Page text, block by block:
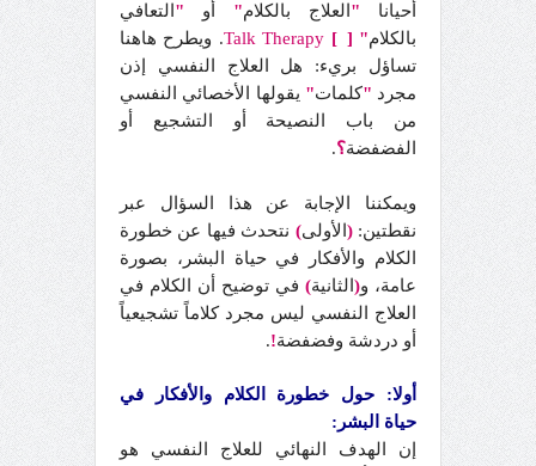
أحيانا " العلاج بالكلام" أو " التعافي
بالكلام"
[
Talk Therapy [
1. ويطرح هاهنا
تساؤل بريء: هل العلاج النفسي إذن
مجرد "كلمات" يقولها الأخصائي النفسي
من باب النصيحة أو التشجيع أو
الفضفضة؟.
ويمكننا الإجابة عن هذا السؤال عبر
نقطتين:( الأولى) نتحدث فيها عن خطورة
الكلام والأفكار في حياة البشر، بصورة
عامة، و( الثانية) في توضيح أن الكلام في
العلاج النفسي ليس مجرد كلاماً تشجيعياً
أو دردشة وفضفضة!
.
أولا: حول خطورة الكلام والأفكار في
حياة البشر:
إن الهدف النهائي للعلاج النفسي هو